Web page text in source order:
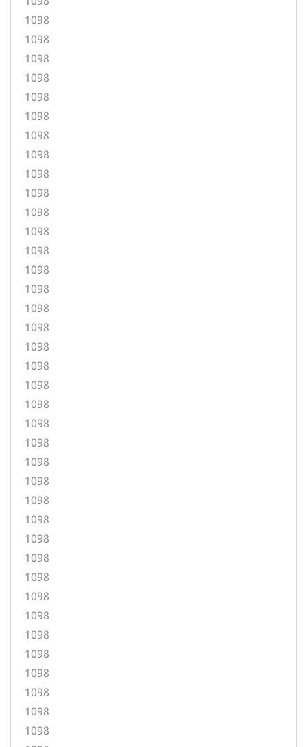
1098
1098
1098
1098
1098
1098
1098
1098
1098
1098
1098
1098
1098
1098
1098
1098
1098
1098
1098
1098
1098
1098
1098
1098
1098
1098
1098
1098
1098
1098
1098
1098
1098
1098
1098
1098
1098
1098